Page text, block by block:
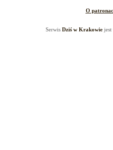
O
Serwis Dziś w Krakowiejest